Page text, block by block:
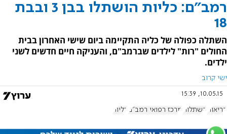
רמב"ם: כליות הושתלו בבן 3 ובבת
18
השתלה כפולה של כליה התקיימה ביום שישי האחרון בבית
החולים "רות" לילדים שברמב"ם, והעניקה חיים חדשים לשני
ילדים.
ישי קרוב
10.05.15, 15:39
בריאות השתלות מרכז רפואי רמב"ם כליות